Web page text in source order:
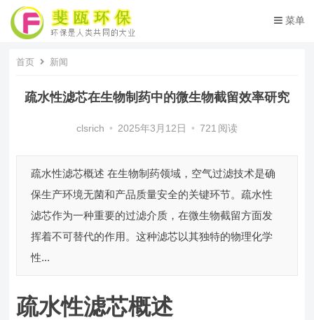
菜单
首页 新闻
疏水性滤芯在生物制药中的微生物截留效率研究
clsrich • 2025年3月12日 • 721 阅读
疏水性滤芯概述 在生物制药领域，空气过滤技术是确
保生产环境无菌和产品质量安全的关键环节。疏水性
滤芯作为一种重要的过滤介质，在微生物截留方面发
挥着不可替代的作用。这种滤芯以其独特的物理化学
性...
疏水性滤芯概述